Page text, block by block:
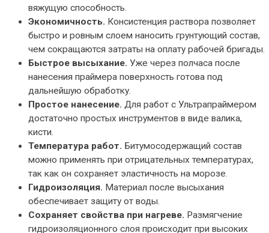
вяжущую способность.
Экономичность. Консистенция раствора позволяет
быстро и ровным слоем наносить грунтующий состав,
чем сокращаются затраты на оплату рабочей бригады.
Быстрое высыхание. Уже через полчаса после
нанесения праймера поверхность готова под
дальнейшую обработку.
Простое нанесение. Для работ с Ультрапраймером
достаточно простых инструментов в виде валика,
кисти.
Температура работ. Битумосодержащий состав
можно применять при отрицательных температурах,
так как он сохраняет эластичность на морозе.
Гидроизоляция. Материал после высыхания
обеспечивает защиту от воды.
Сохраняет свойства при нагреве. Размягчение
гидроизоляционного слоя происходит при высоких